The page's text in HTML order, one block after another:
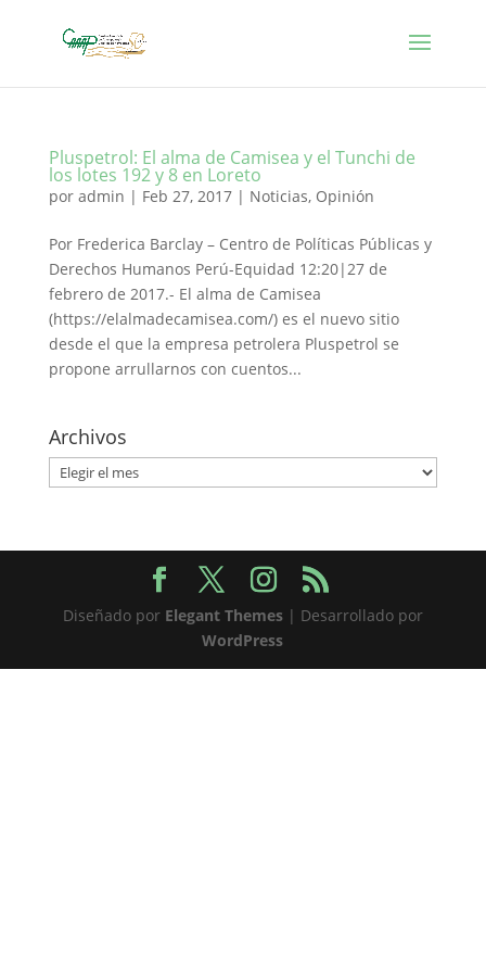
Pluspetrol: El alma de Camisea y el Tunchi de
los lotes 192 y 8 en Loreto
por admin | Feb 27, 2017| Noticias, Opinión
Por Frederica Barclay – Centro de Políticas Públicas y
Derechos Humanos Perú-Equidad 12:20|27 de
febrero de 2017.- El alma de Camisea
(https://elalmadecamisea.com/) es el nuevo sitio
desde el que la empresa petrolera Pluspetrol se
propone arrullarnos con cuentos...
Archivos
Archivos
Diseñado por Elegant Themes| Desarrollado por
WordPress